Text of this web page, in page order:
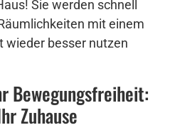
Sie werden schnell
mit einem
wieder besser nutzen
Bewegungsfreiheit:
Zuhause